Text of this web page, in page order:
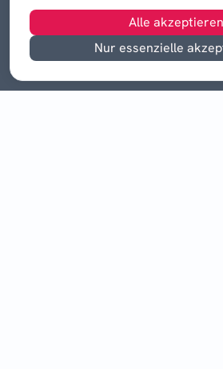
Alle akzeptieren
Nur essenzielle